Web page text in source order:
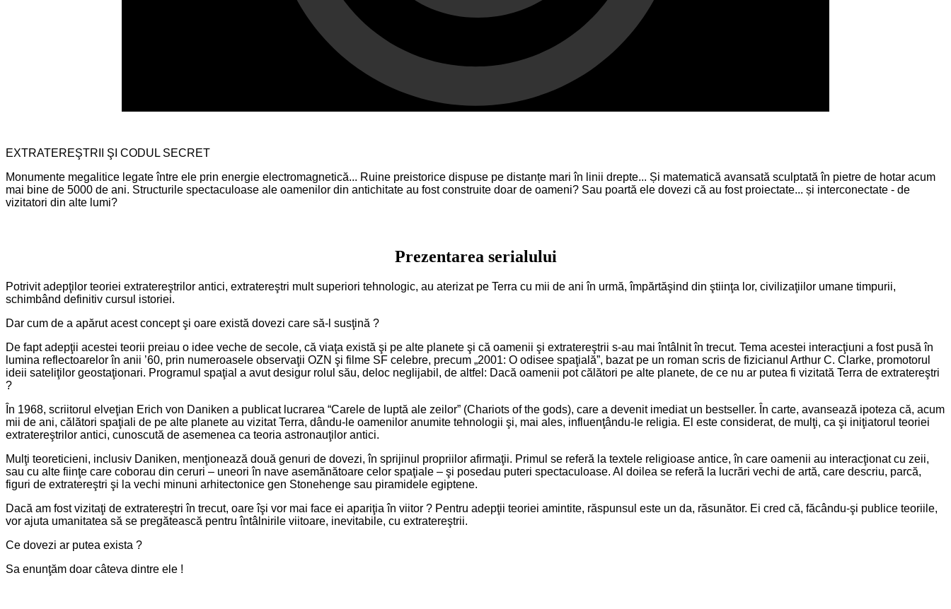
EXTRATEREŞTRII ŞI CODUL SECRET
Monumente megalitice legate între ele prin energie electromagnetică... Ruine preistorice dispuse pe distanțe mari în linii drepte... Și matematică avansată sculptată în pietre de hotar acum
mai bine de 5000 de ani. Structurile spectaculoase ale oamenilor din antichitate au fost construite doar de oameni? Sau poartă ele dovezi că au fost proiectate... și interconectate - de
vizitatori din alte lumi?
Prezentarea serialului
Potrivit adepţilor teoriei extratereştrilor antici, extratereştri mult superiori tehnologic, au aterizat pe Terra cu mii de ani în urmă, împărtăşind din ştiinţa lor, civilizaţiilor umane timpurii,
schimbând definitiv cursul istoriei.
Dar cum de a apărut acest concept şi oare există dovezi care să-l susţină ?
De fapt adepţii acestei teorii preiau o idee veche de secole, că viaţa există şi pe alte planete şi că oamenii şi extratereştrii s-au mai întâlnit în trecut. Tema acestei interacţiuni a fost pusă în
lumina reflectoarelor în anii ’60, prin numeroasele observaţii OZN şi filme SF celebre, precum „2001: O odisee spaţială”, bazat pe un roman scris de fizicianul Arthur C. Clarke, promotorul
ideii sateliţilor geostaţionari. Programul spaţial a avut desigur rolul său, deloc neglijabil, de altfel: Dacă oamenii pot călători pe alte planete, de ce nu ar putea fi vizitată Terra de extratereştri
?
În 1968, scriitorul elveţian Erich von Daniken a publicat lucrarea “Carele de luptă ale zeilor” (Chariots of the gods), care a devenit imediat un bestseller. În carte, avansează ipoteza că, acum
mii de ani, călători spaţiali de pe alte planete au vizitat Terra, dându-le oamenilor anumite tehnologii şi, mai ales, influenţându-le religia. El este considerat, de mulţi, ca şi iniţiatorul teoriei
extratereştrilor antici, cunoscută de asemenea ca teoria astronauţilor antici.
Mulţi teoreticieni, inclusiv Daniken, menţionează două genuri de dovezi, în sprijinul propriilor afirmaţii. Primul se referă la textele religioase antice, în care oamenii au interacţionat cu zeii,
sau cu alte fiinţe care coborau din ceruri – uneori în nave asemănătoare celor spaţiale – şi posedau puteri spectaculoase. Al doilea se referă la lucrări vechi de artă, care descriu, parcă,
figuri de extratereştri şi la vechi minuni arhitectonice gen Stonehenge sau piramidele egiptene.
Dacă am fost vizitaţi de extratereştri în trecut, oare îşi vor mai face ei apariţia în viitor ? Pentru adepţii teoriei amintite, răspunsul este un da, răsunător. Ei cred că, făcându-şi publice teoriile,
vor ajuta umanitatea să se pregătească pentru întâlnirile viitoare, inevitabile, cu extratereştrii.
Ce dovezi ar putea exista ?
Sa enunţăm doar câteva dintre ele !